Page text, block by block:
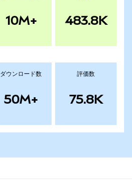
10M+ 483.8K
ダウンロード数
50M+
評価数
75.8K